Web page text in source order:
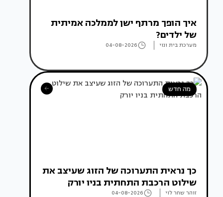
איך הופך מרתף ישן לממלכה אמיתית
של ילדים?
מערכת בית ונוי 04-08-2026
מה חדש
כך נראית התערוכה של הזוג שעיצב את
שילוט הרכבת התחתית בניו יורק
זוהר שחר לוי 04-08-2026